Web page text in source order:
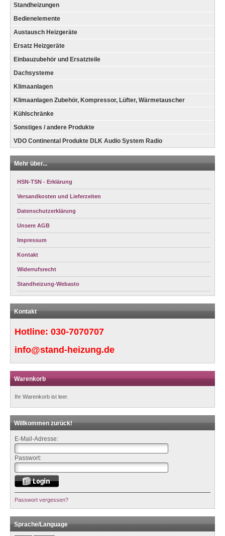
Standheizungen
Bedienelemente
Austausch Heizgeräte
Ersatz Heizgeräte
Einbauzubehör und Ersatzteile
Dachsysteme
Klimaanlagen
Klimaanlagen Zubehör, Kompressor, Lüfter, Wärmetauscher
Kühlschränke
Sonstiges / andere Produkte
VDO Continental Produkte DLK Audio System Radio
Mehr über...
HSN-TSN - Erklärung
Versandkosten und Lieferzeiten
Datenschutzerklärung
Unsere AGB
Impressum
Kontakt
Widerrufsrecht
Standheizung-Webasto
Kontakt
Hotline: 030-7070707
info@stand-heizung.de
Warenkorb
Ihr Warenkorb ist leer.
Willkommen zurück!
E-Mail-Adresse:
Passwort:
Passwort vergessen?
Sprache/Language